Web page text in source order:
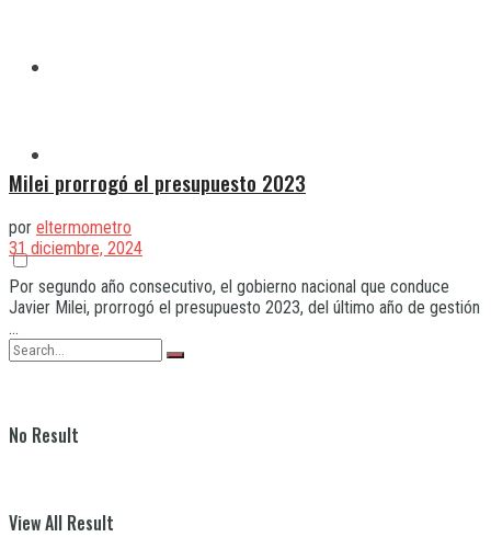
No Result
View All Result
Milei prorrogó el presupuesto 2023
por eltermometro
31 diciembre, 2024
Por segundo año consecutivo, el gobierno nacional que conduce
Javier Milei, prorrogó el presupuesto 2023, del último año de gestión
...